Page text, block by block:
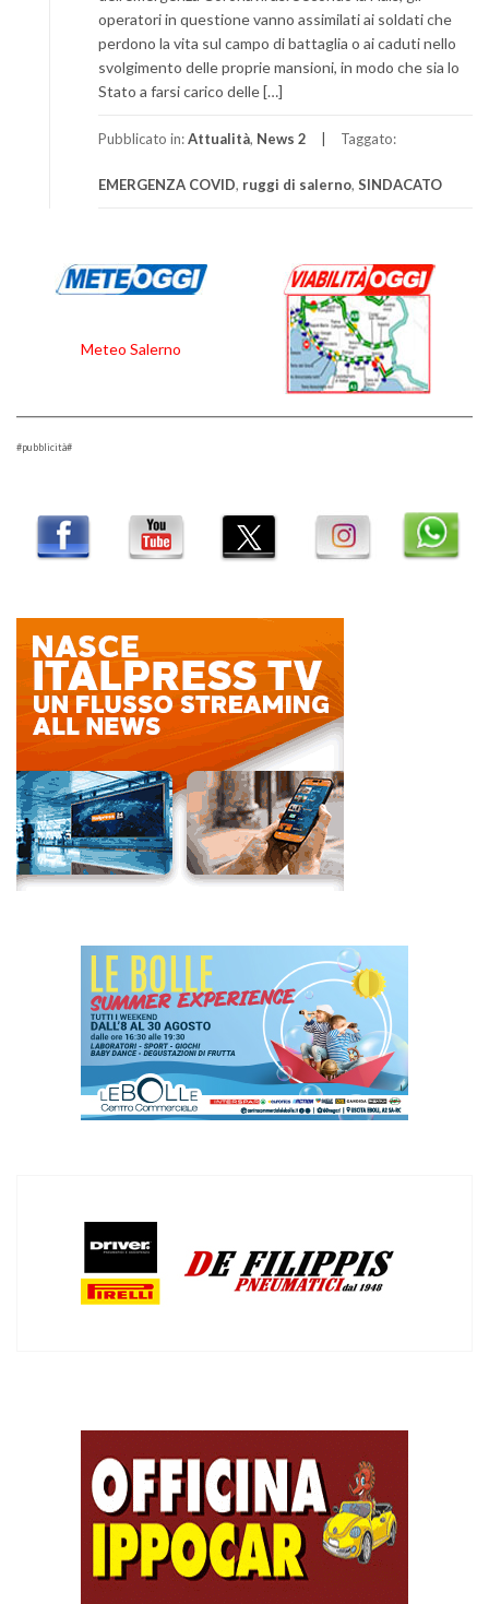
operatori in questione vanno assimilati ai soldati che
perdono la vita sul campo di battaglia o ai caduti nello
svolgimento delle proprie mansioni, in modo che sia lo
Stato a farsi carico delle […]
Pubblicato in:Attualità, News 2 Taggato:
EMERGENZA COVID, ruggi di salerno, SINDACATO
Meteo Salerno
#pubblicità#